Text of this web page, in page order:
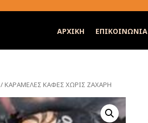
ΑΡΧΙΚΗ ΕΠΙΚΟΙΝΩΝΙΑ
/ ΚΑΡΑΜΕΛΕΣ ΚΑΦΕΣ ΧΩΡΙΣ ΖΑΧΑΡΗ